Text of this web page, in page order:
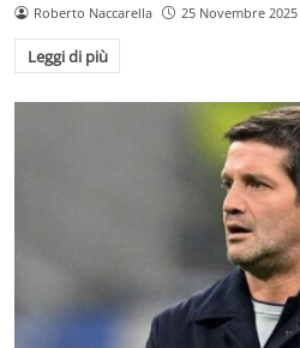
Roberto Naccarella 25 Novembre 2025
Leggi di più